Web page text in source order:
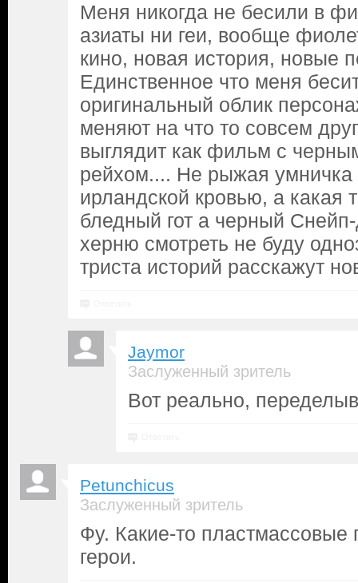
Меня никогда не бесили в
азиаты ни геи, вообще
кино, новая история, новые
Единственное что меня
оригинальный облик
меняют на что то совсем
выглядит как фильм с
рейхом.... Не рыжая умничка
ирландской кровью, а какая
бледный гот а черный Снейп-
херню смотреть не буду
триста историй расскажут
Jaymor
Заслуженный зритель
Вот реально,
Petunchicus
Заслуженный зритель
Фу. Какие-то пластмассовые
герои.